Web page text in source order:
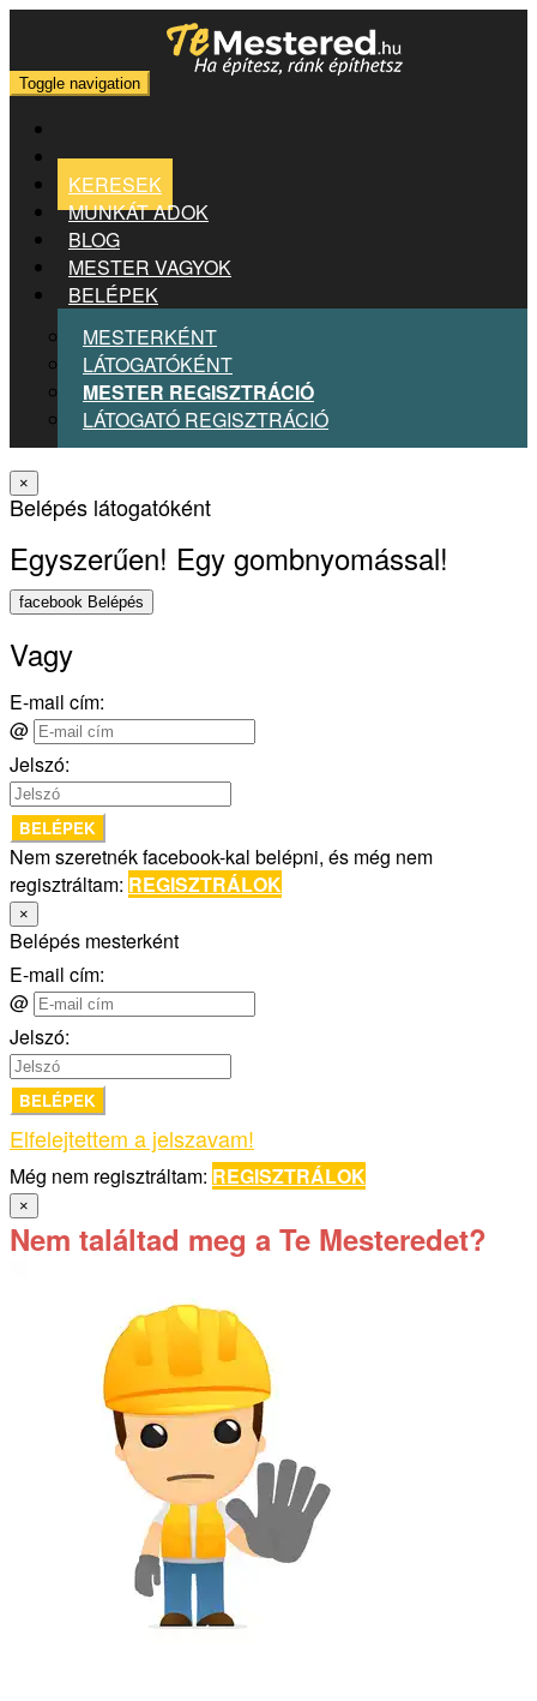
Toggle navigation
KERESEK
MUNKÁT ADOK
BLOG
MESTER VAGYOK
BELÉPEK
MESTERKÉNT
LÁTOGATÓKÉNT
MESTER REGISZTRÁCIÓ
LÁTOGATÓ REGISZTRÁCIÓ
×
Belépés látogatóként
Egyszerűen! Egy gombnyomással!
facebook Belépés
Vagy
E-mail cím:
@
Jelszó:
BELÉPEK
Nem szeretnék facebook-kal belépni, és még nem
regisztráltam: REGISZTRÁLOK
×
Belépés mesterként
E-mail cím:
@
Jelszó:
BELÉPEK
Elfelejtettem a jelszavam!
Még nem regisztráltam: REGISZTRÁLOK
×
Nem találtad meg a Te Mesteredet?